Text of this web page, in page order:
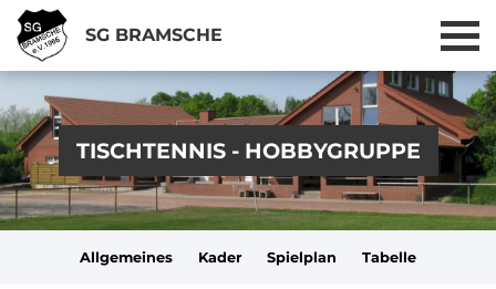
SG BRAMSCHE
TISCHTENNIS - HOBBYGRUPPE
Allgemeines Kader Spielplan Tabelle